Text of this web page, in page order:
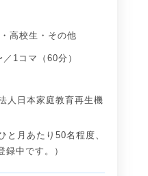
・ 高校生 ・ その他
1コマ（60分）
人日本家庭教育再生機
と月あたり50名程度、
録中です。）